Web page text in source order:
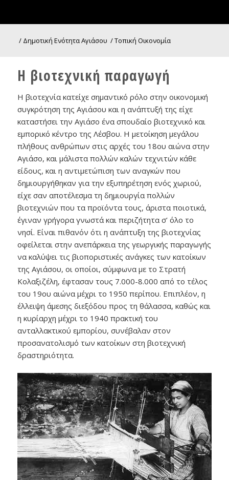
/ Δημοτική Ενότητα Αγιάσου /Τοπική Οικονομία
Η βιοτεχνική παραγωγή
Η βιοτεχνία κατείχε σημαντικό ρόλο στην οικονομική
συγκρότηση της Αγιάσου και η ανάπτυξή της είχε
καταστήσει την Αγιάσο ένα σπουδαίο βιοτεχνικό και
εμπορικό κέντρο της Λέσβου. Η μετοίκηση μεγάλου
πλήθους ανθρώπων στις αρχές του 18ου αιώνα στην
Αγιάσο, και μάλιστα πολλών καλών τεχνιτών κάθε
είδους, και η αντιμετώπιση των αναγκών που
δημιουργήθηκαν για την εξυπηρέτηση ενός χωριού,
είχε σαν αποτέλεσμα τη δημιουργία πολλών
βιοτεχνιών που τα προϊόντα τους, άριστα ποιοτικά,
έγιναν γρήγορα γνωστά και περιζήτητα σ’ όλο το
νησί. Είναι πιθανόν ότι η ανάπτυξη της βιοτεχνίας
οφείλεται στην ανεπάρκεια της γεωργικής παραγωγής
να καλύψει τις βιοποριστικές ανάγκες των κατοίκων
της Αγιάσου, οι οποίοι, σύμφωνα με το Στρατή
Κολαξιζέλη, έφτασαν τους 7.000-8.000 από το τέλος
του 19ου αιώνα μέχρι το 1950 περίπου. Επιπλέον, η
έλλειψη άμεσης διεξόδου προς τη θάλασσα, καθώς και
η κυρίαρχη μέχρι το 1940 πρακτική του
ανταλλακτικού εμπορίου, συνέβαλαν στον
προσανατολισμό των κατοίκων στη βιοτεχνική
δραστηριότητα.